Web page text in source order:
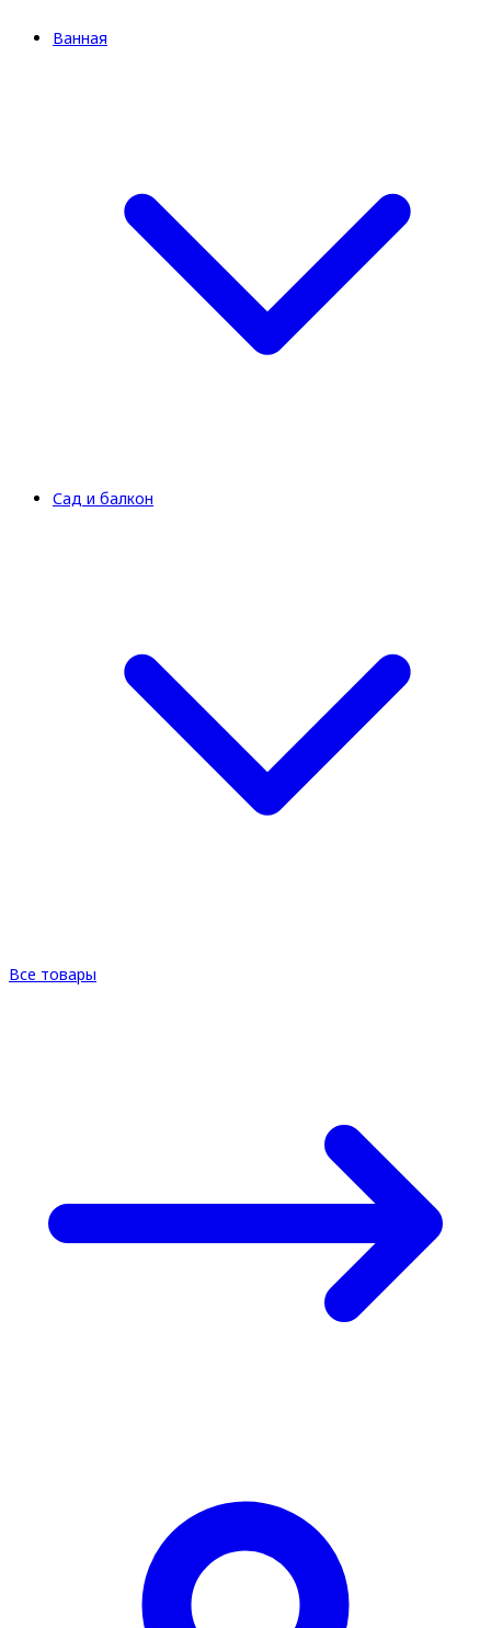
Ванная
Сад и балкон
Все товары